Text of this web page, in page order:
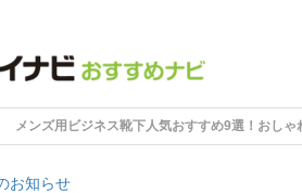
メンズ用ビジネス靴下人気おすすめ9選！おし
お知らせ